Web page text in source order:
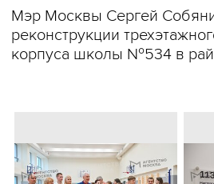
Мэр Москвы Сергей
реконструкции
корпуса школы №534 в